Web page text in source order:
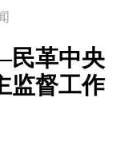
民革中央
监督工作